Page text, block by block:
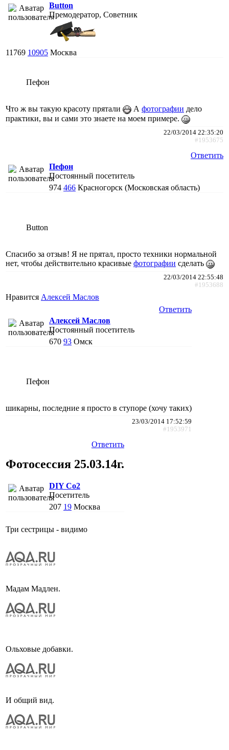
Button
Премодератор, Советник
11769 10905 Москва
Пефон
Что ж вы такую красоту прятали А фотографии дело
практики, вы и сами это знаете на моем примере.
22/03/2014 22:35:20
#1953675
Ответить
Пефон
Постоянный посетитель
974 466 Красногорск (Московская область)
Button
Спасибо за отзыв! Я не прятал, просто техники нормальной
нет, чтобы действительно красивые фотографии сделать
22/03/2014 22:55:48
#1953688
Нравится Алексей Маслов
Ответить
Алексей Маслов
Постоянный посетитель
670 93 Омск
Пефон
шикарны, последние я просто в ступоре (хочу таких)
23/03/2014 17:52:59
#1953971
Ответить
Фотосессия 25.03.14г.
DIY Co2
Посетитель
207 19 Москва
Три сестрицы - видимо
Мадам Мадлен.
Ольховые добавки.
И общий вид.